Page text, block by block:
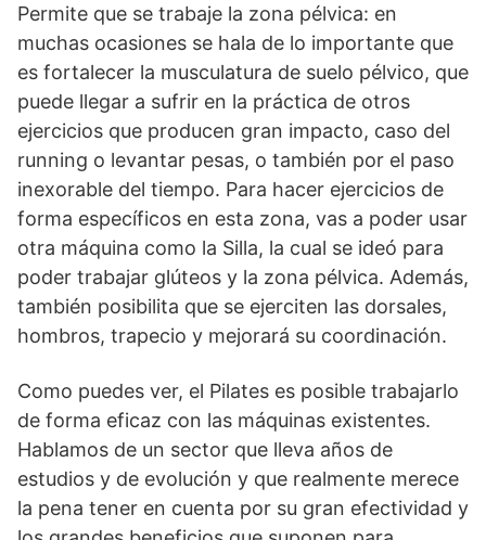
Permite que se trabaje la zona pélvica: en
muchas ocasiones se hala de lo importante que
es fortalecer la musculatura de suelo pélvico, que
puede llegar a sufrir en la práctica de otros
ejercicios que producen gran impacto, caso del
running o levantar pesas, o también por el paso
inexorable del tiempo. Para hacer ejercicios de
forma específicos en esta zona, vas a poder usar
otra máquina como la Silla, la cual se ideó para
poder trabajar glúteos y la zona pélvica. Además,
también posibilita que se ejerciten las dorsales,
hombros, trapecio y mejorará su coordinación.
Como puedes ver, el Pilates es posible trabajarlo
de forma eficaz con las máquinas existentes.
Hablamos de un sector que lleva años de
estudios y de evolución y que realmente merece
la pena tener en cuenta por su gran efectividad y